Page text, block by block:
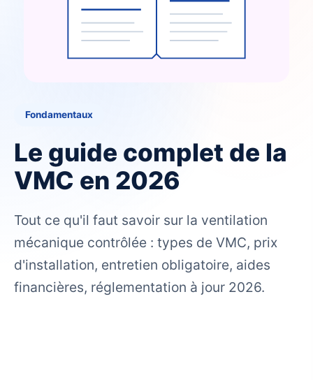
Fondamentaux
Le guide complet de la
VMC en 2026
Tout ce qu'il faut savoir sur la ventilation
mécanique contrôlée : types de VMC, prix
d'installation, entretien obligatoire, aides
financières, réglementation à jour 2026.